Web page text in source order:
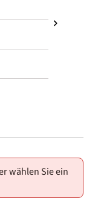
wählen Sie ein